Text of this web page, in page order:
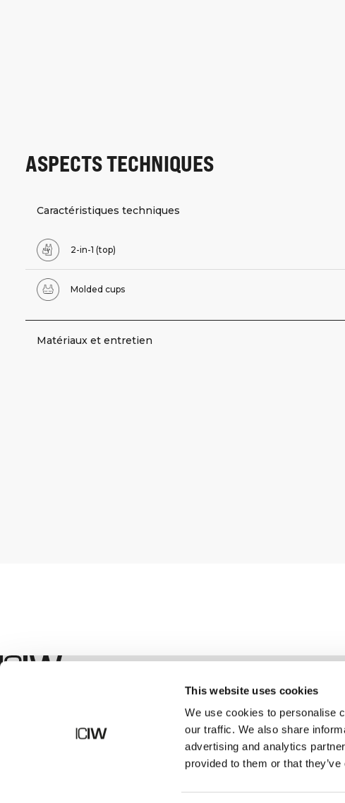
This website uses cookies
We use cookies to personalise
our traffic. We also share
advertising and analytics
provided to them or that
ASPECTS TECHNIQUES
Caractéristiques techniques
2-in-1 (top)
Molded cups
Matériaux et entretien